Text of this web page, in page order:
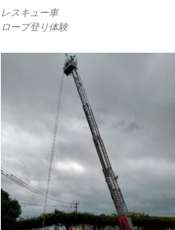
レスキュー車
ロープ登り体験